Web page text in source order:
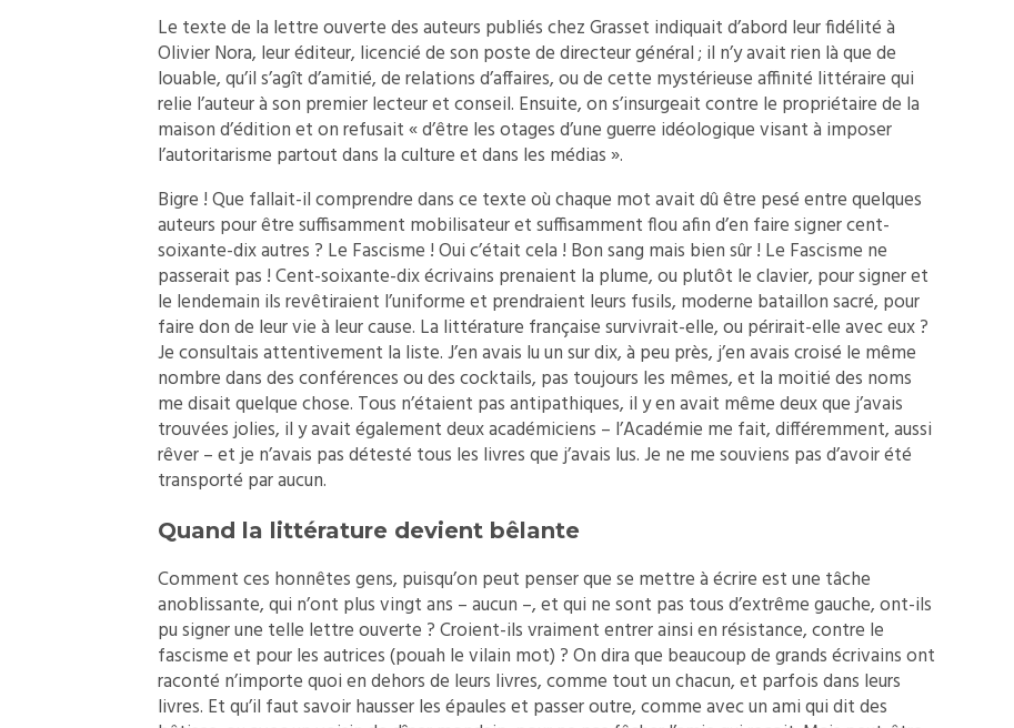
Le texte de la lettre ouverte des auteurs publiés chez Grasset indiquait d’abord leur fidélité à
Olivier Nora, leur éditeur, licencié de son poste de directeur général ; il n’y avait rien là que de
louable, qu’il s’agît d’amitié, de relations d’affaires, ou de cette mystérieuse affinité littéraire qui
relie l’auteur à son premier lecteur et conseil. Ensuite, on s’insurgeait contre le propriétaire de la
maison d’édition et on refusait « d’être les otages d’une guerre idéologique visant à imposer
l’autoritarisme partout dans la culture et dans les médias ».
Bigre ! Que fallait-il comprendre dans ce texte où chaque mot avait dû être pesé entre quelques
auteurs pour être suffisamment mobilisateur et suffisamment flou afin d’en faire signer cent-
soixante-dix autres ? Le Fascisme ! Oui c’était cela ! Bon sang mais bien sûr ! Le Fascisme ne
passerait pas ! Cent-soixante-dix écrivains prenaient la plume, ou plutôt le clavier, pour signer et
le lendemain ils revêtiraient l’uniforme et prendraient leurs fusils, moderne bataillon sacré, pour
faire don de leur vie à leur cause. La littérature française survivrait-elle, ou périrait-elle avec eux ?
Je consultais attentivement la liste. J’en avais lu un sur dix, à peu près, j’en avais croisé le même
nombre dans des conférences ou des cocktails, pas toujours les mêmes, et la moitié des noms
me disait quelque chose. Tous n’étaient pas antipathiques, il y en avait même deux que j’avais
trouvées jolies, il y avait également deux académiciens – l’Académie me fait, différemment, aussi
rêver – et je n’avais pas détesté tous les livres que j’avais lus. Je ne me souviens pas d’avoir été
transporté par aucun.
Quand la littérature devient bêlante
Comment ces honnêtes gens, puisqu’on peut penser que se mettre à écrire est une tâche
anoblissante, qui n’ont plus vingt ans – aucun –, et qui ne sont pas tous d’extrême gauche, ont-ils
pu signer une telle lettre ouverte ? Croient-ils vraiment entrer ainsi en résistance, contre le
fascisme et pour les autrices (pouah le vilain mot) ? On dira que beaucoup de grands écrivains ont
raconté n’importe quoi en dehors de leurs livres, comme tout un chacun, et parfois dans leurs
livres. Et qu’il faut savoir hausser les épaules et passer outre, comme avec un ami qui dit des